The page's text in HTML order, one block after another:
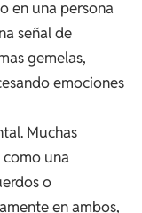
en una persona
señal de
gemelas,
emociones
Muchas
una
o
en ambos,